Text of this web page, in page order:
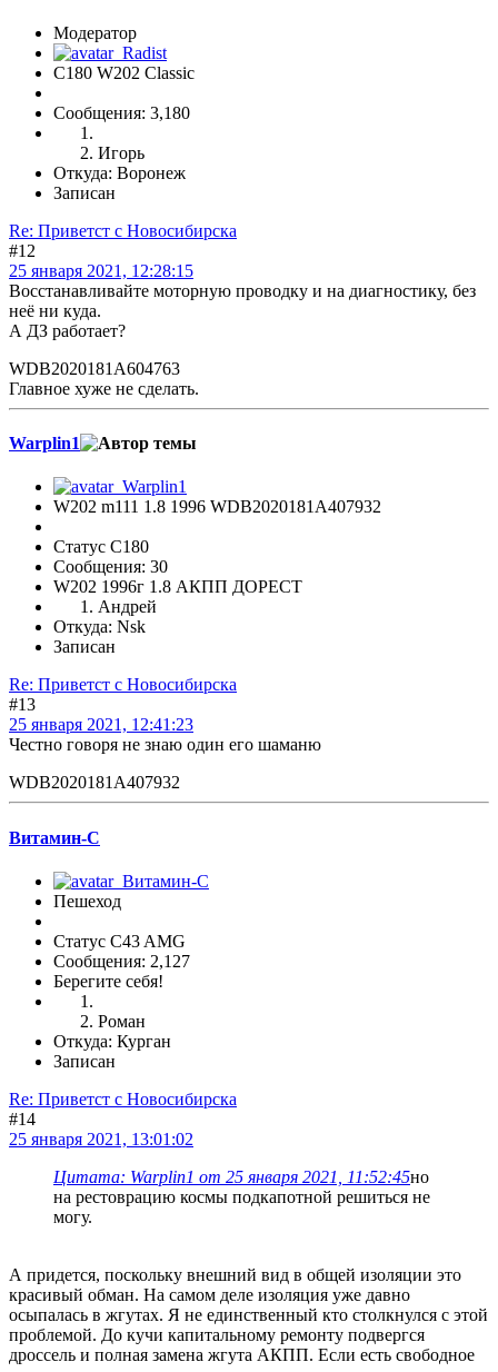
Модератор
C180 W202 Classic
Сообщения: 3,180
Игорь
Откуда: Воронеж
Записан
Re: Приветст с Новосибирска
#12
25 января 2021, 12:28:15
Восстанавливайте моторную проводку и на диагностику, без
неё ни куда.
А ДЗ работает?
WDB2020181A604763
Главное хуже не сделать.
Warplin1
W202 m111 1.8 1996 WDB2020181A407932
Статус C180
Сообщения: 30
W202 1996г 1.8 АКПП ДОРЕСТ
Андрей
Откуда: Nsk
Записан
Re: Приветст с Новосибирска
#13
25 января 2021, 12:41:23
Честно говоря не знаю один его шаманю
WDB2020181A407932
Витамин-С
Пешеход
Статус C43 AMG
Сообщения: 2,127
Берегите себя!
Роман
Откуда: Курган
Записан
Re: Приветст с Новосибирска
#14
25 января 2021, 13:01:02
Цитата: Warplin1 от 25 января 2021, 11:52:45но
на рестоврацию космы подкапотной решиться не
могу.
А придется, поскольку внешний вид в общей изоляции это
красивый обман. На самом деле изоляция уже давно
осыпалась в жгутах. Я не единственный кто столкнулся с этой
проблемой. До кучи капитальному ремонту подвергся
дроссель и полная замена жгута АКПП. Если есть свободное